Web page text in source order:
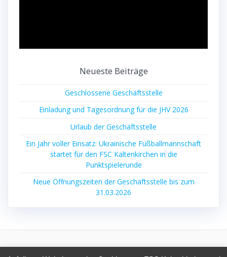
Neueste Beiträge
Geschlossene Geschäftsstelle
Einladung und Tagesordnung für die JHV 2026
Urlaub der Geschäftsstelle
Ein Jahr voller Einsatz: Ukrainische Fußballmannschaft
startet für den FSC Kaltenkirchen in die
Punktspielerunde
Neue Öffnungszeiten der Geschäftsstelle bis zum
31.03.2026